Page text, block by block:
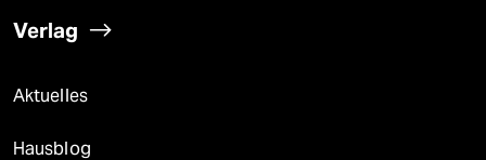
Verlag
Aktuelles
Hausblog